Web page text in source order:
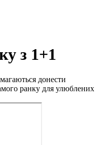
з 1+1
донести
ранку для улюблених